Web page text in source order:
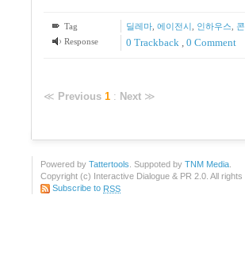
Tag 딜레마, 에이전시 인하우스
Response
0 Trackback , 0 Comment
≪ Previous 1 : Next ≫
Powered by Tattertools . Suppoted by TNM Media
Copyright (c) Interactive Dialogue & PR 2.0. All rights
Subscribe to RSS